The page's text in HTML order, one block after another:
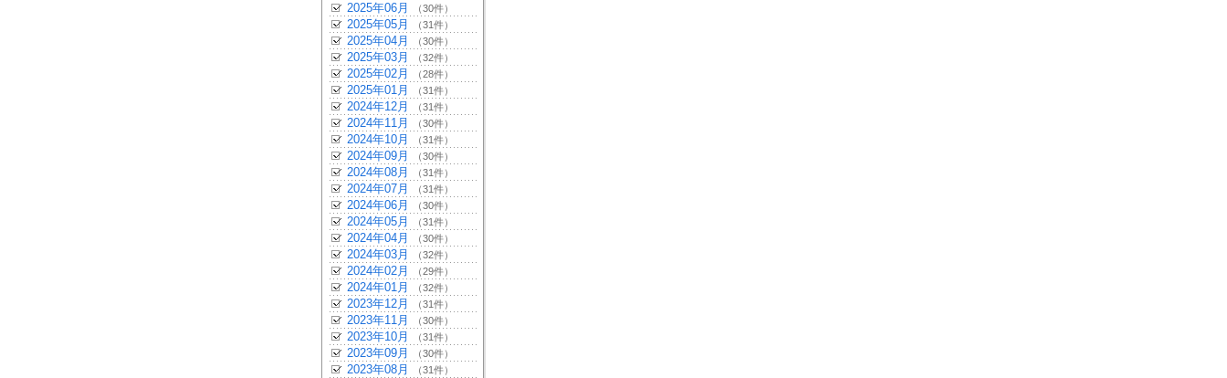
2025年06月 （30件）
2025年05月 （31件）
2025年04月 （30件）
2025年03月 （32件）
2025年02月 （28件）
2025年01月 （31件）
2024年12月 （31件）
2024年11月 （30件）
2024年10月 （31件）
2024年09月 （30件）
2024年08月 （31件）
2024年07月 （31件）
2024年06月 （30件）
2024年05月 （31件）
2024年04月 （30件）
2024年03月 （32件）
2024年02月 （29件）
2024年01月 （32件）
2023年12月 （31件）
2023年11月 （30件）
2023年10月 （31件）
2023年09月 （30件）
2023年08月 （31件）